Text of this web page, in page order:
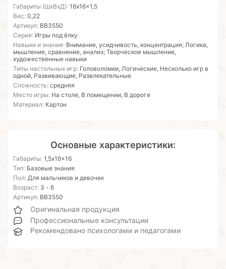
Габариты (ШхВхД): 16x16x1,5
Вес: 0,22
Артикул: ВВ3550
Серия: Игры под ёлку
Навыки и знания: Внимание, усидчивость, концентрация; Логика,
мышление, сравнение, анализ; Творческое мышление,
художественные навыки
Типы настольных игр: Головоломки, Логические, Несколько игр в
одной, Развивающие, Развлекательные
Сложность: средняя
Место игры: На столе, В помещении, В дороге
Материал: Картон
Основные характеристики:
Габариты: 1,5x16x16
Тип: Базовые знания
Пол: Для мальчиков и девочек
Возраст: 3 - 6
Артикул: ВВ3550
Оригинальная продукция
Профессиональные консультации
Рекомендовано психологами и педагогами